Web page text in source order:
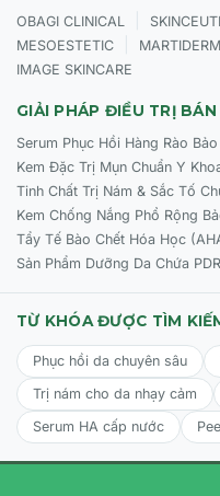
OBAGI CLINICAL
MESOESTETIC MARTIDERM
IMAGE SKINCARE
GIẢI PHÁP ĐIỀU TRỊ BÁN
Serum Phục Hồi Hàng Rào
Kem Đặc Trị Mụn Chuẩn Y
Tinh Chất Trị Nám & Sắc Tố
Kem Chống Nắng Phổ Rộng
Tẩy Tế Bào Chết Hóa Học
Sản Phẩm Dưỡng Da Chứa
TỪ KHÓA ĐƯỢC TÌM
Phục hồi da chuyên sâu
Trị nám cho da nhạy cảm
Serum HA cấp nước